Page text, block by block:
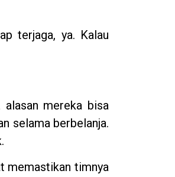
terjaga, ya. Kalau
alasan mereka bisa
selama berbelanja.
memastikan timnya